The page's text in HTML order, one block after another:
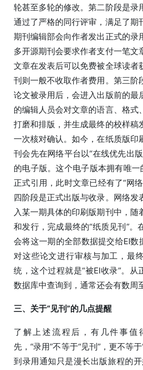
轮甚至多轮的修改。第二阶段是录
通过了严格的同行评审，满足了期
期刊编辑部会向作者发出正式的录
多开源期刊会要求作者支付一笔文
文章在发表后可以免费被全球读者
刊则一般不收取作者费用。第三阶
论文被录用后，会进入出版前的最
的编辑人员会对文章的语言、格式
打磨和排版，并生成最终的校样稿
一次核对确认。如今，在纸质版印
刊会先在网络平台以“在线优先出
的电子版。这个电子版本拥有唯一
正式引用，此时文章已经有了“网
四阶段是正式出版与收录。网络发
入某一期具体的印刷版期刊中，随
和发行，完成最终的“纸质见刊”。
会将这一期的全部数据提交给EI数
对这些论文进行审核与加工，最
统，这个过程就是“被EI收录”。从
数据库中查询到，通常还会有数周
三、关于“见刊”的几点提醒
了解上述流程后，有几件事值
先，“录用”不等于“见刊”，更不等
到录用通知只是漫长出版旅程的